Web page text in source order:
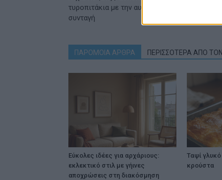
τυροπιτάκια με την αυθεντική κοζανίτικη
συνταγή
ΠΑΡΟΜΟΙΑ ΑΡΘΡΑ ΠΕΡΙΣΣΟΤΕΡΑ ΑΠΟ
Εύκολες ιδέες για αρχάριους:
εκλεκτικό στιλ με γήινες
αποχρώσεις στη διακόσμηση
Ταψί γλυκό
κρούστα